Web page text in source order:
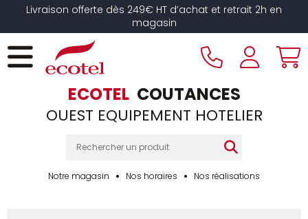
Livraison offerte dès 249€ HT d’achat et retrait 2h en
magasin
ECOTEL COUTANCES
OUEST EQUIPEMENT HOTELIER
Notre magasin Nos horaires Nos réalisations
Panneau de gestion des cookies